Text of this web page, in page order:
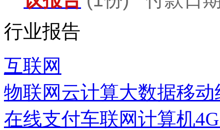
行业报告
互联网
物联网 云计算大数据移动
在线支付车联网计算机